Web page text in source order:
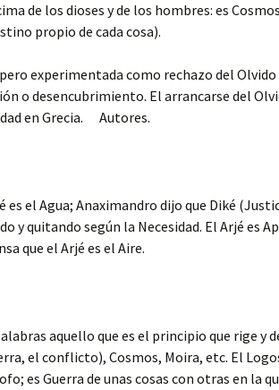
de los dioses y de los hombres: es
propio de cada cosa).
experimentada como rechazo del
o desencubrimiento. El arrancarse del
en Grecia. Autores.
es el Agua; Anaximandro dijo que Diké
y quitando según la Necesidad. El Arjé es
que el Arjé es el Aire.
aquello que es el principio que rige y
el conflicto), Cosmos, Moira, etc. El
es Guerra de unas cosas con otras en la